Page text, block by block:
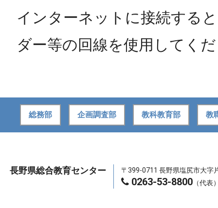
インターネットに接続する
ダー等の回線を使用してく
総務部 企画調査部 教科教育部 教
長野県総合教育センター 〒399-0711 長野県塩尻市大字
0263-53-8800 （代表